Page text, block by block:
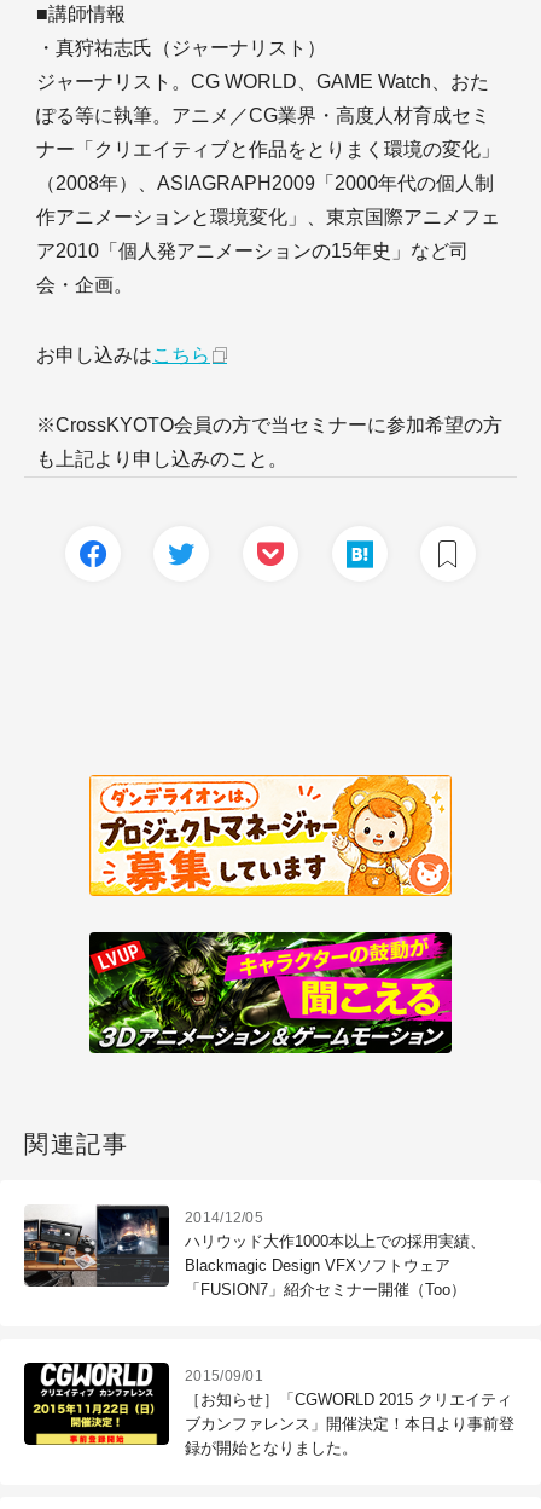
■講師情報
・真狩祐志氏（ジャーナリスト）
ジャーナリスト。CG WORLD、GAME Watch、おた
ぽる等に執筆。アニメ／CG業界・高度人材育成セミ
ナー「クリエイティブと作品をとりまく環境の変化」
（2008年）、ASIAGRAPH2009「2000年代の個人制
作アニメーションと環境変化」、東京国際アニメフェ
ア2010「個人発アニメーションの15年史」など司
会・企画。
お申し込みはこちら
※CrossKYOTO会員の方で当セミナーに参加希望の方
も上記より申し込みのこと。
関連記事
2014/12/05
ハリウッド大作1000本以上での採用実績、
Blackmagic Design VFXソフトウェア
「FUSION7」紹介セミナー開催（Too）
2015/09/01
［お知らせ］「CGWORLD 2015 クリエイティ
ブカンファレンス」開催決定！本日より事前登
録が開始となりました。